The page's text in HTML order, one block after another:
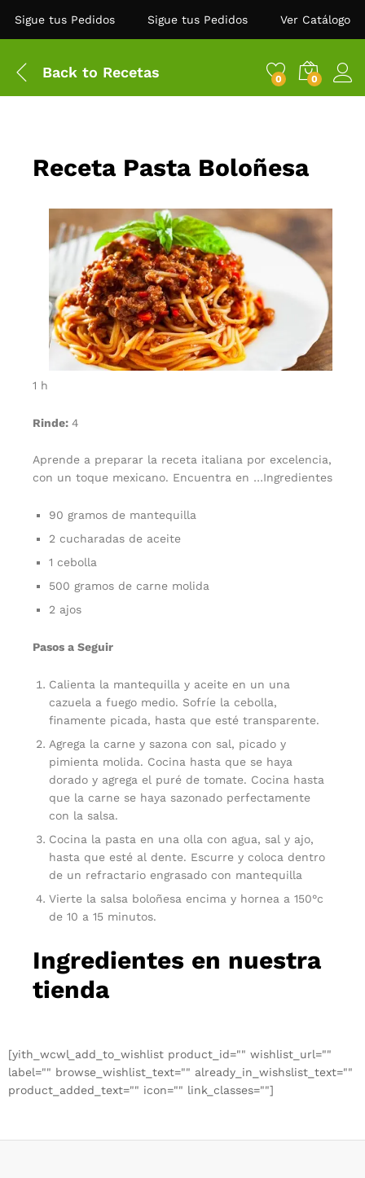
Sigue tus Pedidos Sigue tus Pedidos Ver Catálogo
Back to Recetas 0 0
Receta Pasta Boloñesa
1 h
Rinde: 4
Aprende a preparar la receta italiana por excelencia,
con un toque mexicano. Encuentra en …Ingredientes
90 gramos de mantequilla
2 cucharadas de aceite
1 cebolla
500 gramos de carne molida
2 ajos
Pasos a Seguir
Calienta la mantequilla y aceite en un una
cazuela a fuego medio. Sofríe la cebolla,
finamente picada, hasta que esté transparente.
Agrega la carne y sazona con sal, picado y
pimienta molida. Cocina hasta que se haya
dorado y agrega el puré de tomate. Cocina hasta
que la carne se haya sazonado perfectamente
con la salsa.
Cocina la pasta en una olla con agua, sal y ajo,
hasta que esté al dente. Escurre y coloca dentro
de un refractario engrasado con mantequilla
Vierte la salsa boloñesa encima y hornea a 150°c
de 10 a 15 minutos.
Ingredientes en nuestra
tienda
[yith_wcwl_add_to_wishlist product_id="" wishlist_url=""
label="" browse_wishlist_text="" already_in_wishslist_text=""
product_added_text="" icon="" link_classes=""]